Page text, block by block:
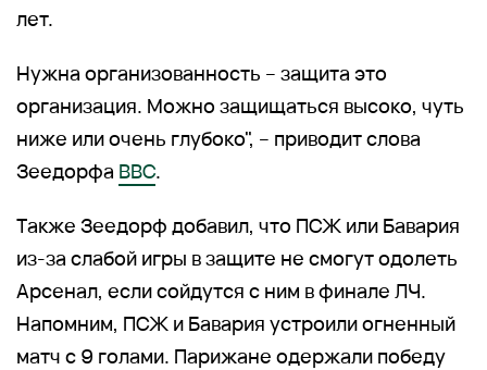
лет.
Нужна организованность – защита это
организация. Можно защищаться высоко, чуть
ниже или очень глубоко", – приводит слова
Зеедорфа BBC.
Также Зеедорф добавил, что ПСЖ или Бавария
из-за слабой игры в защите не смогут одолеть
Арсенал, если сойдутся с ним в финале ЛЧ.
Напомним, ПСЖ и Бавария устроили огненный
матч с 9 голами. Парижане одержали победу